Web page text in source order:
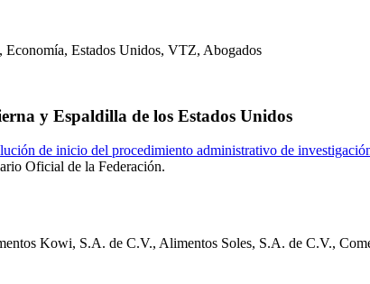
y Espaldilla de los Estados Unidos
de inicio del procedimiento administrativo de
Oficial de la Federación.
Kowi, S.A. de C.V., Alimentos Soles, S.A. de C.V.,